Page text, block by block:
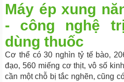
Máy ép xung
- công nghệ
dùng thuốc
Cơ thể có 30 nghìn tỷ tế bào,
đạo, 560 miếng cơ thịt, vô số
cần một chỗ bị tắc nghẽn, cũng